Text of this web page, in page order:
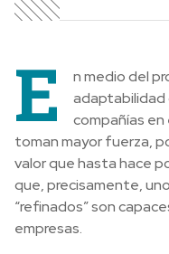
E
n medio del
compañías
toman mayor fuerza,
valor que hasta hace
que, precisamente,
“refinados” son
empresas.